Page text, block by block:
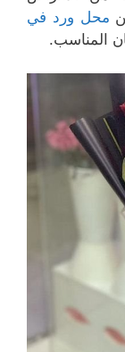
محل ورد في
المناسب.